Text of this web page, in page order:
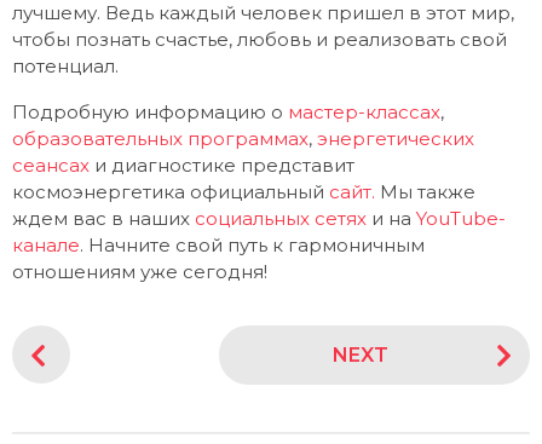
лучшему. Ведь каждый человек пришел в этот мир,
чтобы познать счастье, любовь и реализовать свой
потенциал.
Подробную информацию о мастер-классах,
образовательных программах, энергетических
сеансах и диагностике представит
космоэнергетика официальный сайт. Мы также
ждем вас в наших социальных сетях и на YouTube-
канале. Начните свой путь к гармоничным
отношениям уже сегодня!
NEXT